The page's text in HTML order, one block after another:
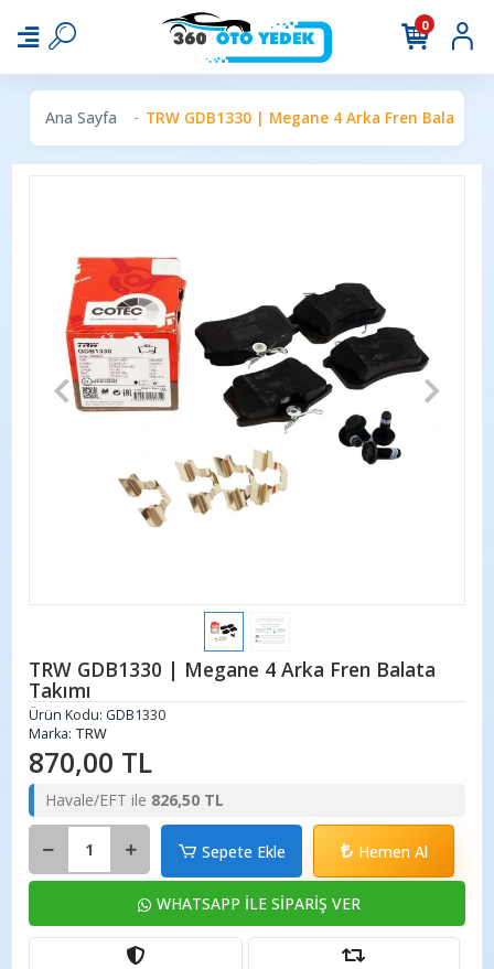
0
Ana Sayfa TRW GDB1330 | Megane 4 Arka Fren Balata
TRW GDB1330 | Megane 4 Arka Fren Balata
Takımı
Ürün Kodu: GDB1330
Marka: TRW
870,00 TL
Havale/EFT ile 826,50 TL
Sepete Ekle Hemen Al
WHATSAPP İLE SİPARİŞ VER